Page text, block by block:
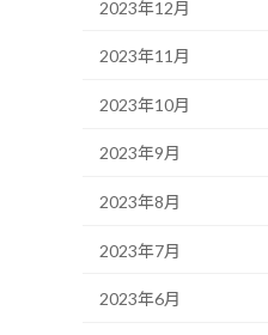
2023年12月
2023年11月
2023年10月
2023年9月
2023年8月
2023年7月
2023年6月